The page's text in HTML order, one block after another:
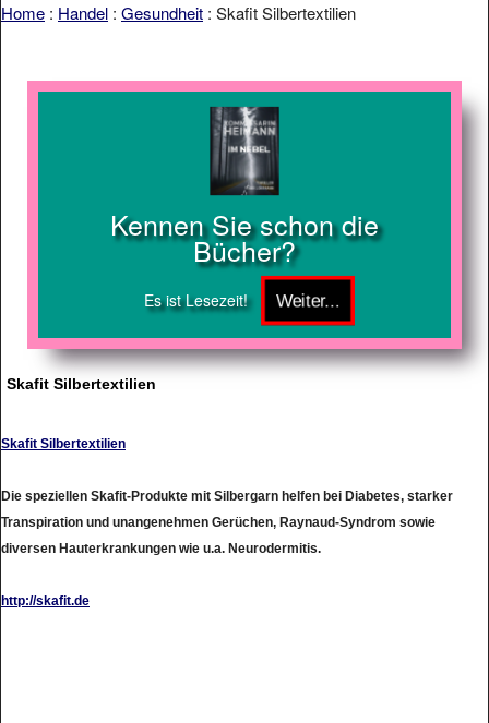
Home : Handel : Gesundheit : Skafit Silbertextilien
Kennen Sie schon die
Bücher?
Es ist Lesezeit!
Skafit Silbertextilien
Skafit Silbertextilien
Die speziellen Skafit-Produkte mit Silbergarn helfen bei Diabetes, starker
Transpiration und unangenehmen Gerüchen, Raynaud-Syndrom sowie
diversen Hauterkrankungen wie u.a. Neurodermitis.
http://skafit.de